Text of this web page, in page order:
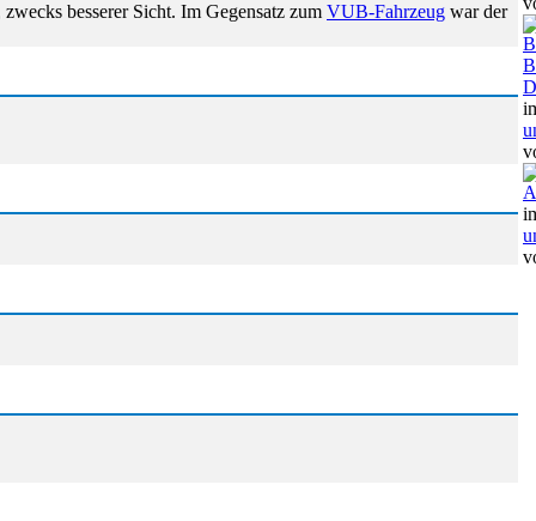
besserer Sicht. Im Gegensatz zum VUB-Fahrzeug war der